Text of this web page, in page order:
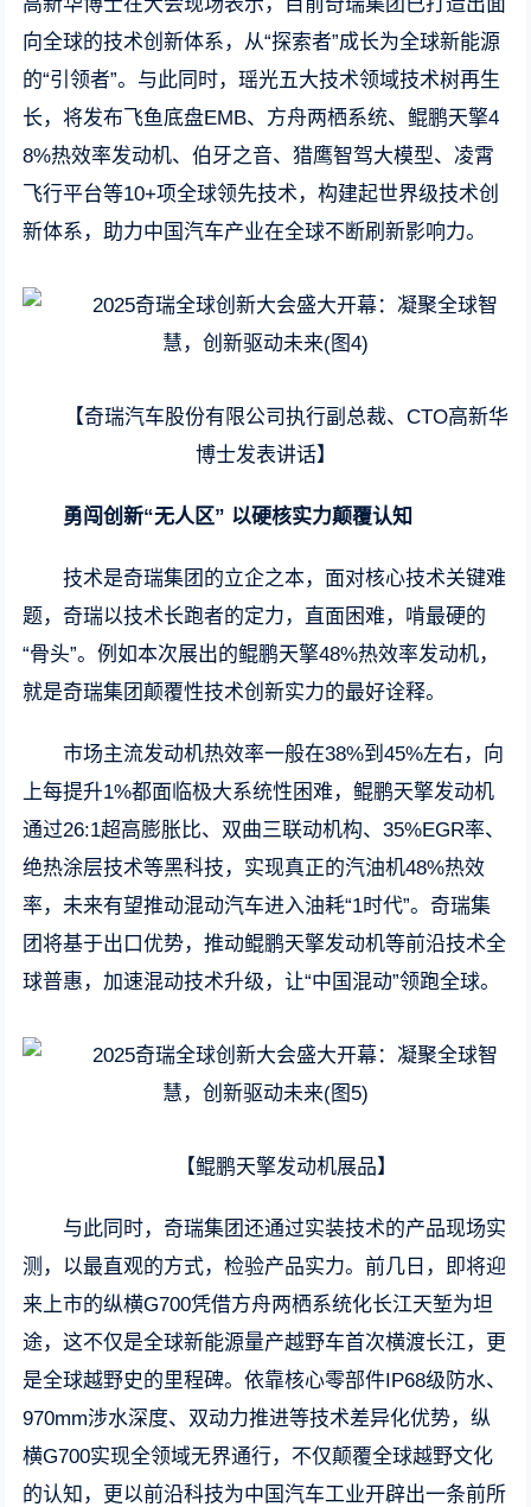
向全球的技术创新体系，从“探索者”成长为全球新能源
的“引领者”。与此同时，瑶光五大技术领域技术树再生
长，将发布飞鱼底盘EMB、方舟两栖系统、鲲鹏天擎4
8%热效率发动机、伯牙之音、猎鹰智驾大模型、凌霄
飞行平台等10+项全球领先技术，构建起世界级技术创
新体系，助力中国汽车产业在全球不断刷新影响力。
【奇瑞汽车股份有限公司执行副总裁、CTO高新华
博士发表讲话】
勇闯创新“无人区” 以硬核实力颠覆认知
技术是奇瑞集团的立企之本，面对核心技术关键难
题，奇瑞以技术长跑者的定力，直面困难，啃最硬的
“骨头”。例如本次展出的鲲鹏天擎48%热效率发动机，
就是奇瑞集团颠覆性技术创新实力的最好诠释。
市场主流发动机热效率一般在38%到45%左右，向
上每提升1%都面临极大系统性困难，鲲鹏天擎发动机
通过26:1超高膨胀比、双曲三联动机构、35%EGR率、
绝热涂层技术等黑科技，实现真正的汽油机48%热效
率，未来有望推动混动汽车进入油耗“1时代”。奇瑞集
团将基于出口优势，推动鲲鹏天擎发动机等前沿技术全
球普惠，加速混动技术升级，让“中国混动”领跑全球。
【鲲鹏天擎发动机展品】
与此同时，奇瑞集团还通过实装技术的产品现场实
测，以最直观的方式，检验产品实力。前几日，即将迎
来上市的纵横G700凭借方舟两栖系统化长江天堑为坦
途，这不仅是全球新能源量产越野车首次横渡长江，更
是全球越野史的里程碑。依靠核心零部件IP68级防水、
970mm涉水深度、双动力推进等技术差异化优势，纵
横G700实现全领域无界通行，不仅颠覆全球越野文化
的认知，更以前沿科技为中国汽车工业开辟出一条前所